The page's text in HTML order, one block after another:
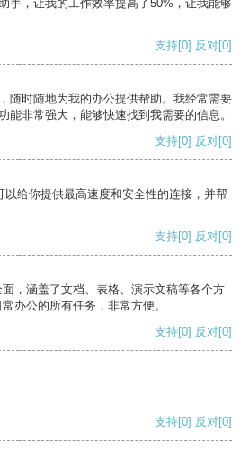
手，让我的工作效率提高了50%，让我能够
支持[0] 反对[0]
随时随地为我的办公提供帮助。我经常需要
能非常强大，能够快速找到我需要的信息。
支持[0] 反对[0]
给你提供最高速度和安全性的连接，并帮
支持[0] 反对[0]
，涵盖了文档、表格、演示文稿等各个方
办公的所有任务，非常方便。
支持[0] 反对[0]
支持[0] 反对[0]